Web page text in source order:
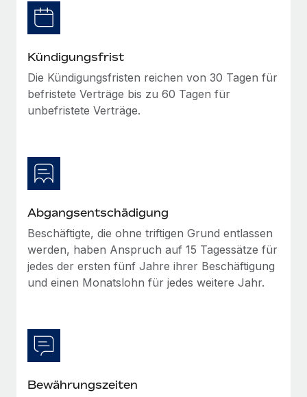
Niederlassungen
Mühelose Relocation von Mitarbeiter:innen
Benefits
Mühelose Verwaltung von Benefits
globalen Content-Agentur mit Remote
Auf einen Blick Erfahre mehr über die unglaubliche
Mehr erfahren
Den Blog erkunden
BLOG
Neues zu Remote-Produkten: Integration mit
Gusto und Zero und Contractor Management
aller Größen dabei unterstützen, die beste...
Mehr erfahren
Wie Phiture 55 Mitarbeiter:innen in 19 Ländern
mit Remote verwaltet
Phiture ist der unumstrittene Marktführer im Bereich der
Wachstumsberatung für mobile Apps. Das...
Kündigungsfrist
Die Kündigungsfristen reichen von 30 Tagen für
befristete Verträge bis zu 60 Tagen für
unbefristete Verträge.
Abgangsentschädigung
Beschäftigte, die ohne triftigen Grund entlassen
werden, haben Anspruch auf 15 Tagessätze für
jedes der ersten fünf Jahre ihrer Beschäftigung
und einen Monatslohn für jedes weitere Jahr.
Bewährungszeiten